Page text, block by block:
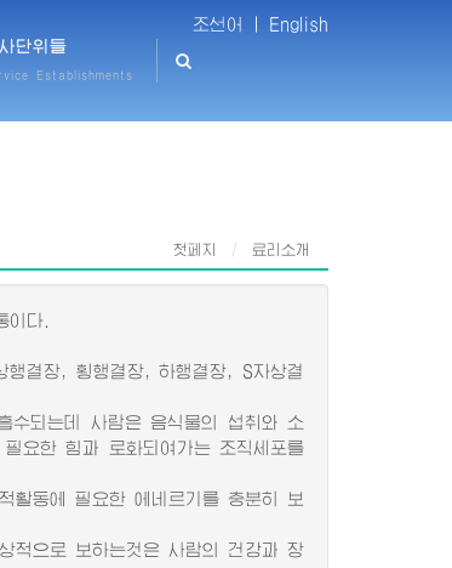
조선어 | English
단위들
Establishments
첫페지 료리소개
다.
결장, 횡행결장, 하행결장, S자상결
되는데 사람은 음식물의 섭취와 소
요한 힘과 로화되여가는 조직세포를
동에 필요한 에네르기를 충분히 보
적으로 보하는것은 사람의 건강과 장